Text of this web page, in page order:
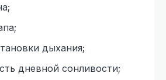
дыхания;
дневной сонливости;